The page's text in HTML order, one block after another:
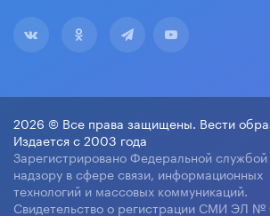
2026 © Все права защищены. Вести
Издается с 2003 года
Зарегистрировано Федеральной
надзору в сфере связи, информационных
технологий и массовых коммуникаций.
Свидетельство о регистрации СМИ ЭЛ